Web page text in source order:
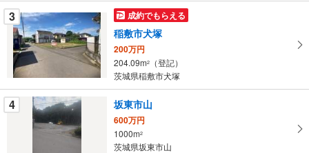
ー
ジ
に
保
存
る
3 成約でもらえる
稲敷市犬塚
200万円
204.09m2
（登記）
茨城県稲敷市犬塚
4 坂東市山
600万円
1000m2
茨城県坂東市山